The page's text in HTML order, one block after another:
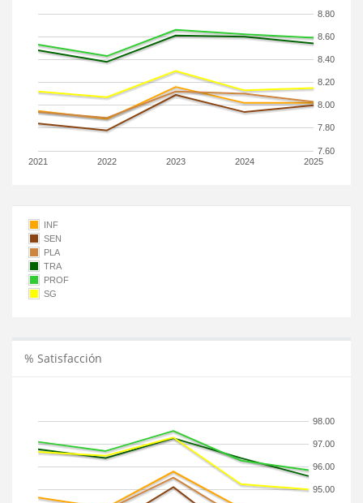
2021 2022 2023 2024 2025
7.60
7.80
8.00
8.20
8.40
8.60
8.80
INF
SEN
PLA
TRA
PROF
SG
% Satisfacción
95.00
96.00
97.00
98.00